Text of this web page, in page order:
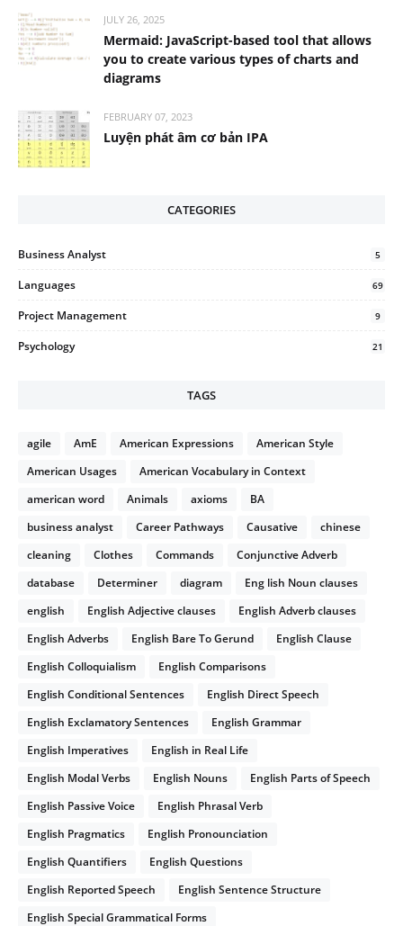
JULY 26, 2025
Mermaid: JavaScript-based tool that allows
you to create various types of charts and
diagrams
FEBRUARY 07, 2023
Luyện phát âm cơ bản IPA
CATEGORIES
Business Analyst 5
Languages 69
Project Management 9
Psychology 21
TAGS
agile AmE American Expressions
American Style
American Usages
American Vocabulary in Context
american word
Animals axioms
BA
business analyst
Career Pathways Causative
chinese
cleaning
Clothes Commands
Conjunctive Adverb
database
Determiner diagram
Eng lish Noun clauses
english
English Adjective clauses
English Adverb clauses
English Adverbs
English Bare To Gerund
English Clause
English Colloquialism
English Comparisons
English Conditional Sentences
English Direct Speech
English Exclamatory Sentences
English Grammar
English Imperatives
English in Real Life
English Modal Verbs
English Nouns
English Parts of Speech
English Passive Voice
English Phrasal Verb
English Pragmatics
English Pronounciation
English Quantifiers
English Questions
English Reported Speech
English Sentence Structure
English Special Grammatical Forms